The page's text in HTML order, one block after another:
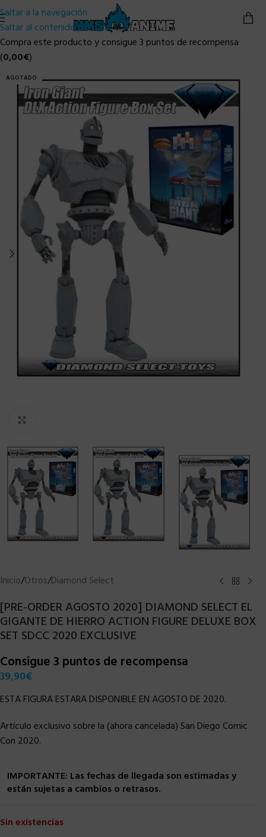
Saltar a la navegación
Saltar al contenido principal
Compra este producto y consigue 3 puntos de recompensa
(0,00€)
AGOTADO
Inicio/Otros/Diamond Select
[PRE-ORDER AGOSTO 2020] DIAMOND SELECT EL
GIGANTE DE HIERRO ACTION FIGURE DELUXE BOX
SET SDCC 2020 EXCLUSIVE
Consigue 3 puntos de recompensa
39,90€
ESTA FIGURA ESTARA DISPONIBLE EN AGOSTO DE 2020.
Artículo exclusivo sobre la (ahora cancelada) San Diego Comic
Con 2020.
IMPORTANTE: Las fechas de llegada son estimadas y
están sujetas a cambios o retrasos.
Sin existencias